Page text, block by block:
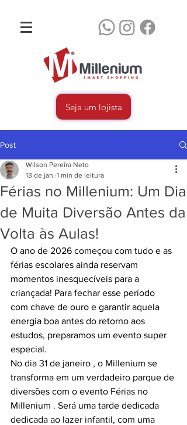
Seja um lojista
Post
Férias no Millenium: Um Dia
de Muita Diversão Antes da
Volta às Aulas!
Wilson Pereira Neto
13 de jan. 1 min de leitura
O ano de 2026 começou com tudo e as
férias escolares ainda reservam
momentos inesquecíveis para a
criançada! Para fechar esse período
com chave de ouro e garantir aquela
energia boa antes do retorno aos
estudos, preparamos um evento super
especial.
No dia 31 de janeiro , o Millenium se
transforma em um verdadeiro parque de
diversões com o evento Férias no
Millenium . Será uma tarde dedicada
dedicada ao lazer infantil, com uma